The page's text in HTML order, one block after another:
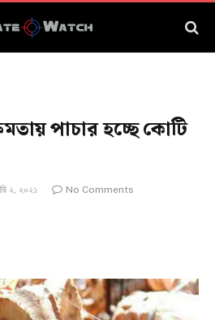
পাচার হচ্ছে কোটি
২, ২০২১
No Comments